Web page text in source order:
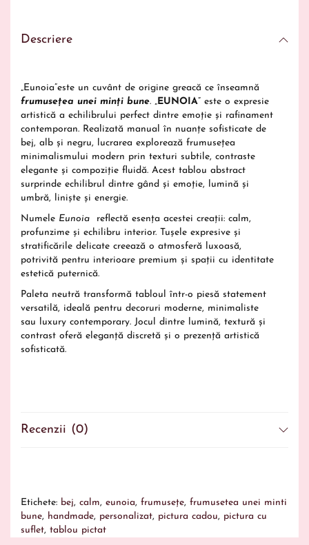
Descriere
„Eunoia”este un cuvânt de origine greacă ce înseamnă
frumusețea unei minți bune. „EUNOIA” este o expresie
artistică a echilibrului perfect dintre emoție și rafinament
contemporan. Realizată manual în nuanțe sofisticate de
bej, alb și negru, lucrarea explorează frumusețea
minimalismului modern prin texturi subtile, contraste
elegante și compoziție fluidă. Acest tablou abstract
surprinde echilibrul dintre gând și emoție, lumină și
umbră, liniște și energie.
Numele Eunoia reflectă esența acestei creații: calm,
profunzime și echilibru interior. Tușele expresive și
stratificările delicate creează o atmosferă luxoasă,
potrivită pentru interioare premium și spații cu identitate
estetică puternică.
Paleta neutră transformă tabloul într-o piesă statement
versatilă, ideală pentru decoruri moderne, minimaliste
sau luxury contemporary. Jocul dintre lumină, textură și
contrast oferă eleganță discretă și o prezență artistică
sofisticată.
Descriere
creează profunzime și un joc vizual captivant, unic
pentru fiecare privitor.
Recenzii (0)
Etichete: bej, calm, eunoia, frumusețe, frumusetea unei minti
bune, handmade, personalizat, pictura cadou, pictura cu
suflet, tablou pictat